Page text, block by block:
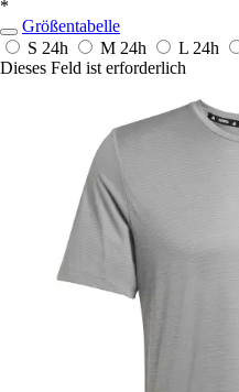
*
Größentabelle
S 24h M 24h L 24h
Dieses Feld ist erforderlich